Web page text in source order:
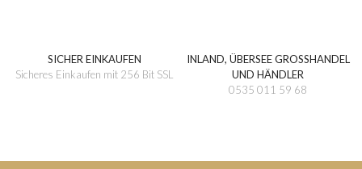
SICHER EINKAUFEN
Sicheres Einkaufen mit 256 Bit SSL
INLAND, ÜBERSEE GROSSHANDEL
UND HÄNDLER
0535 011 59 68